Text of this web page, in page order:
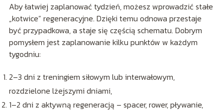
Aby łatwiej zaplanować tydzień, możesz wprowadzić stałe
„kotwice” regeneracyjne. Dzięki temu odnowa przestaje
być przypadkowa, a staje się częścią schematu. Dobrym
pomysłem jest zaplanowanie kilku punktów w każdym
tygodniu:
2–3 dni z treningiem siłowym lub interwałowym,
rozdzielone lżejszymi dniami,
1–2 dni z aktywną regeneracją – spacer, rower, pływanie,